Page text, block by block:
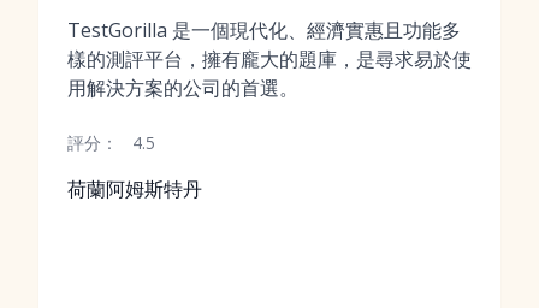
TestGorilla 是一個現代化、經濟實惠且功能多
樣的測評平台，擁有龐大的題庫，是尋求易於使
用解決方案的公司的首選。
評分： 4.5
荷蘭阿姆斯特丹